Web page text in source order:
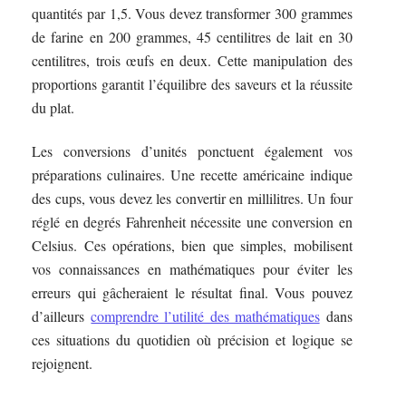
quantités par 1,5. Vous devez transformer 300 grammes
de farine en 200 grammes, 45 centilitres de lait en 30
centilitres, trois œufs en deux. Cette manipulation des
proportions garantit l’équilibre des saveurs et la réussite
du plat.
Les conversions d’unités ponctuent également vos
préparations culinaires. Une recette américaine indique
des cups, vous devez les convertir en millilitres. Un four
réglé en degrés Fahrenheit nécessite une conversion en
Celsius. Ces opérations, bien que simples, mobilisent
vos connaissances en mathématiques pour éviter les
erreurs qui gâcheraient le résultat final. Vous pouvez
d’ailleurscomprendre l’utilité des mathématiquesdans
ces situations du quotidien où précision et logique se
rejoignent.